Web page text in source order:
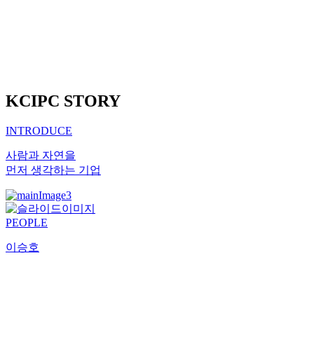
KCIPC STORY
INTRODUCE
사람과 자연을
먼저 생각하는 기업
PEOPLE
이승호